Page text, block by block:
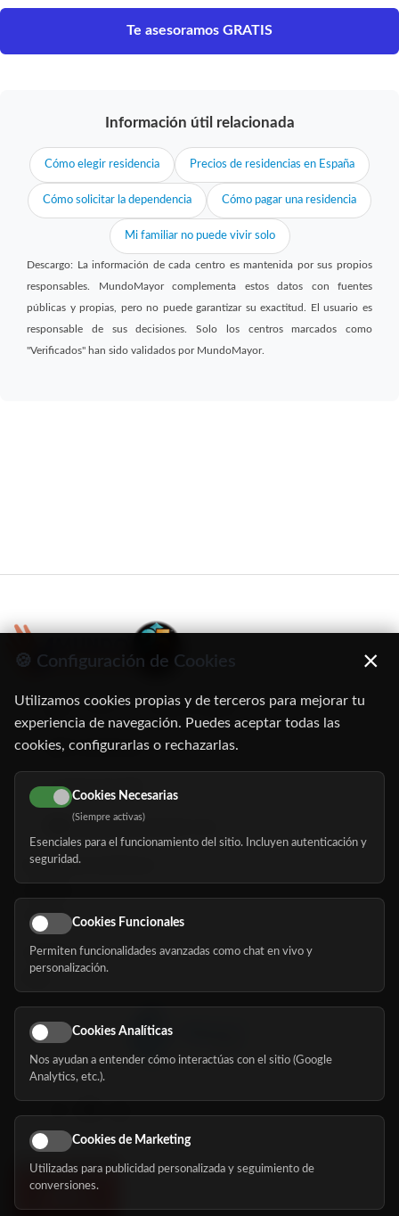
Te asesoramos GRATIS
Información útil relacionada
Cómo elegir residencia Precios de residencias en España
Cómo solicitar la dependencia Cómo pagar una residencia
Mi familiar no puede vivir solo
Descargo: La información de cada centro es mantenida por sus propios
responsables. MundoMayor complementa estos datos con fuentes
públicas y propias, pero no puede garantizar su exactitud. El usuario es
responsable de sus decisiones. Solo los centros marcados como
"Verificados" han sido validados por MundoMayor.
C/ Oruro, 11. 28016 Madrid
91 345 06 26
616 113 103
hola@mundomayor.com
Buscador de residencias
Eventos
Nosotros
Síguenos
🍪 Configuración de Cookies ×
Utilizamos cookies propias y de terceros para mejorar tu
experiencia de navegación. Puedes aceptar todas las
cookies, configurarlas o rechazarlas.
Cookies Necesarias
(Siempre activas)
Esenciales para el funcionamiento del sitio. Incluyen autenticación y
seguridad.
Cookies Funcionales
Permiten funcionalidades avanzadas como chat en vivo y
personalización.
Cookies Analíticas
Nos ayudan a entender cómo interactúas con el sitio (Google
Analytics, etc.).
Cookies de Marketing
Utilizadas para publicidad personalizada y seguimiento de
conversiones.